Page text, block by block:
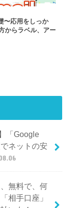
〜応用をしっか
からラベル、アー
「Google
ネットの安
無料で、何
相手口座」